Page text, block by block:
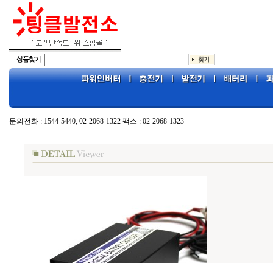
문의전화 : 1544-5440, 02-2068-1322 팩스 : 02-2068-1323